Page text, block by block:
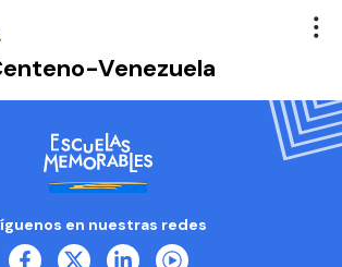
Venezuela
en nuestras redes